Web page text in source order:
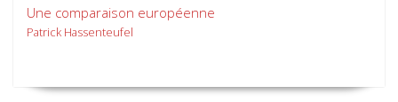
Une comparaison européenne
Patrick Hassenteufel